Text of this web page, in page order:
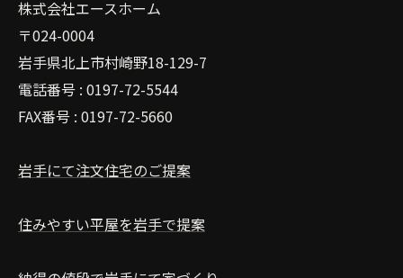
株式会社エースホーム
〒024-0004
岩手県北上市村崎野18-129-7
電話番号 : 0197-72-5544
FAX番号 : 0197-72-5660
岩手にて注文住宅のご提案
住みやすい平屋を岩手で提案